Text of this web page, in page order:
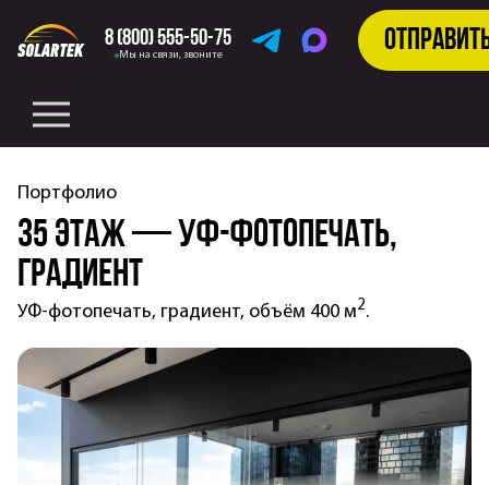
8 (800) 555-50-75
Мы на связи, звоните Telegram
MAX
Портфолио
35 этаж — УФ-фотопечать,
градиент
УФ-фотопечать, градиент, объём 400 м2.